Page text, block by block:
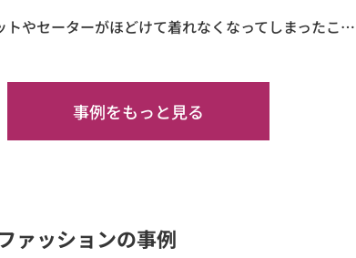
トやセーターがほどけて着れなくなってしまったこ…
事例をもっと見る
ァッションの事例